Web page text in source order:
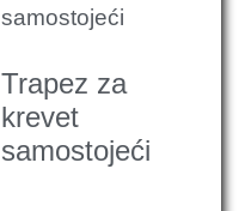
Trapez za
krevet
samostojeći